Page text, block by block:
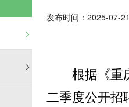
>
>
发布时间：2025-07-
根据《重
二季度公开招